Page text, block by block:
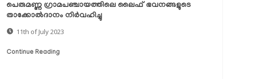
പെരുമണ്ണ ഗ്രാമപഞ്ചായത്തിലെ ലൈഫ് ഭവനങ്ങളുടെ
താക്കോൽദാനം നിർവഹിച്ചു
11th of July 2023
Continue Reading